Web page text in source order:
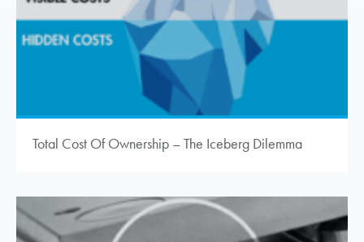
Total Cost Of Ownership – The Iceberg Dilemma